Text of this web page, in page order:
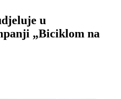
u
„Biciklom na